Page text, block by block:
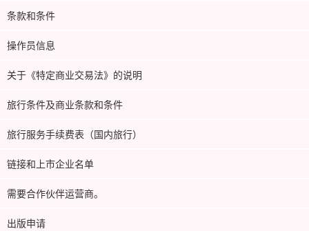
条款和条件
操作员信息
关于《特定商业交易法》的说明
旅行条件及商业条款和条件
旅行服务手续费表（国内旅行）
链接和上市企业名单
需要合作伙伴运营商。
出版申请